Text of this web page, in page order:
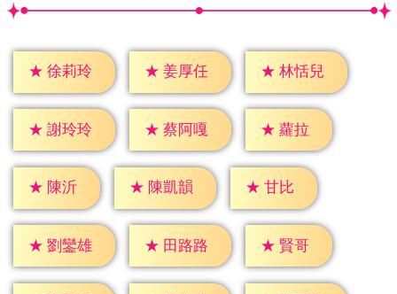
★ 徐莉玲 ★ 姜厚任 ★ 林恬兒
★ 謝玲玲 ★ 蔡阿嘎 ★ 蘿拉
★ 陳沂 ★ 陳凱韻 ★ 甘比
★ 劉鑾雄 ★ 田路路 ★ 賢哥